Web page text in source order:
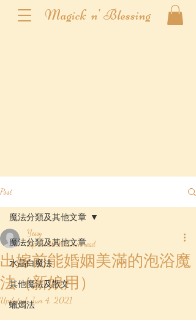
Magick n' Blessing
Post
魔法分類及其他文章
水晶白魔法
其他魔法及散文
蠟燭法
魔法分類及其他文章
出嫁前能婚姻美滿的泡浴魔
法（新娘用）
Yessy
Sep 15, 2020 1 min read
Updated:Jun 4, 2021